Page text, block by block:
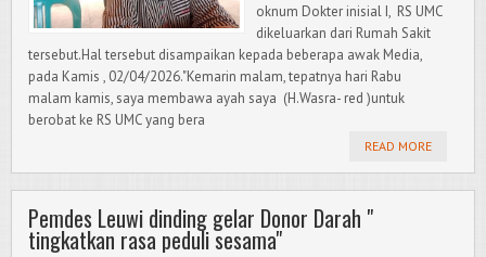
oknum Dokter inisial I, RS UMC
dikeluarkan dari Rumah Sakit
tersebut.Hal tersebut disampaikan kepada beberapa awak Media,
pada Kamis , 02/04/2026."Kemarin malam, tepatnya hari Rabu
malam kamis, saya membawa ayah saya (H.Wasra- red )untuk
berobat ke RS UMC yang bera
READ MORE
Pemdes Leuwi dinding gelar Donor Darah "
tingkatkan rasa peduli sesama"